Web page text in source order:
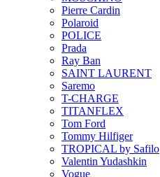
Pierre Cardin
Polaroid
POLICE
Prada
Ray Ban
SAINT LAURENT
Saremo
T-CHARGE
TITANFLEX
Tom Ford
Tommy Hilfiger
TROPICAL by Safilo
Valentin Yudashkin
Vogue